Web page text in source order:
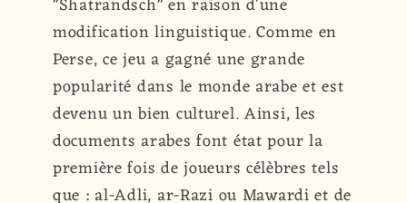
modification linguistique. Comme en
Perse, ce jeu a gagné une grande
popularité dans le monde arabe et est
devenu un bien culturel. Ainsi, les
documents arabes font état pour la
première fois de joueurs célèbres tels
que : al-Adli, ar-Razi ou Mawardi et de